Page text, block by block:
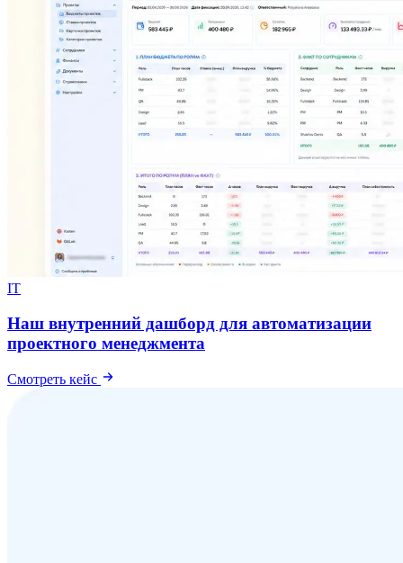
IT
Наш внутренний дашборд для автоматизации
проектного менеджмента
Смотреть кейс